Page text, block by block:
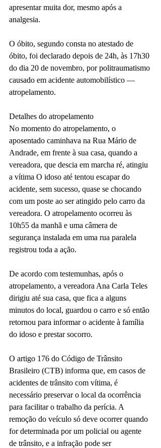
apresentar muita dor, mesmo após a
analgesia.
O óbito, segundo consta no atestado de
óbito, foi declarado depois de 24h, às 17h30
do dia 20 de novembro, por politraumatismo
causado em acidente automobilístico —
atropelamento.
Detalhes do atropelamento
No momento do atropelamento, o
aposentado caminhava na Rua Mário de
Andrade, em frente à sua casa, quando a
vereadora, que descia em marcha ré, atingiu
a vítima O idoso até tentou escapar do
acidente, sem sucesso, quase se chocando
com um poste ao ser atingido pelo carro da
vereadora. O atropelamento ocorreu às
10h55 da manhã e uma câmera de
segurança instalada em uma rua paralela
registrou toda a ação.
De acordo com testemunhas, após o
atropelamento, a vereadora Ana Carla Teles
dirigiu até sua casa, que fica a alguns
minutos do local, guardou o carro e só então
retornou para informar o acidente à família
do idoso e prestar socorro.
O artigo 176 do Código de Trânsito
Brasileiro (CTB) informa que, em casos de
acidentes de trânsito com vítima, é
necessário preservar o local da ocorrência
para facilitar o trabalho da perícia. A
remoção do veículo só deve ocorrer quando
for determinada por um policial ou agente
de trânsito, e a infração pode ser